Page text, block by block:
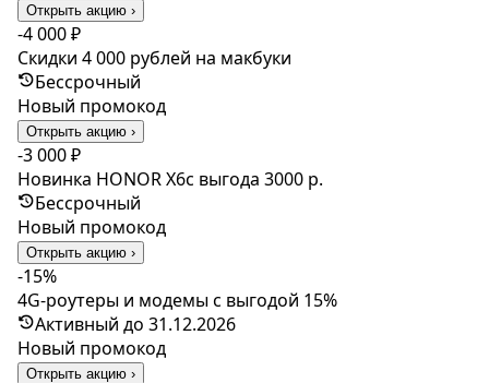
Открыть акцию ›
-4 000 ₽
Скидки 4 000 рублей на макбуки
Бессрочный
Новый промокод
Открыть акцию ›
-3 000 ₽
Новинка HONOR X6c выгода 3000 р.
Бессрочный
Новый промокод
Открыть акцию ›
-15%
4G-роутеры и модемы c выгодой 15%
Активный до 31.12.2026
Новый промокод
Открыть акцию ›